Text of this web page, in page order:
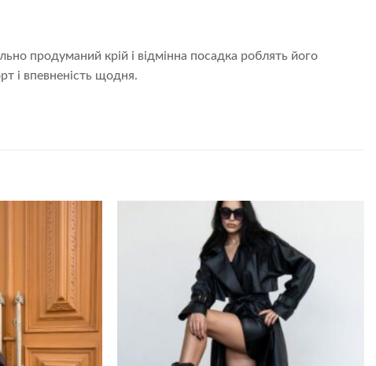
продуманий крій і відмінна посадка роблять його
і впевненість щодня.